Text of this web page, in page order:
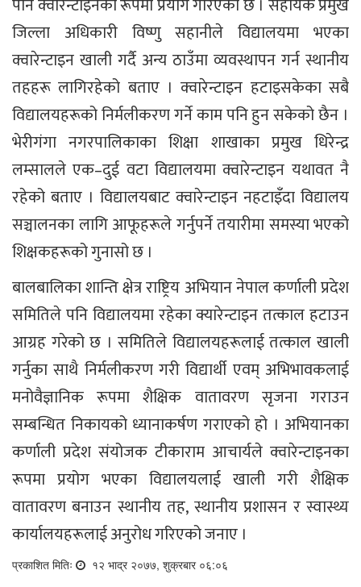
जिल्ला अधिकारी विष्णु सहानीले विद्यालयमा भएका
क्वारेन्टाइन खाली गर्दै अन्य ठाउँमा व्यवस्थापन गर्न स्थानीय
तहहरू लागिरहेको बताए । क्वारेन्टाइन हटाइसकेका सबै
विद्यालयहरूको निर्मलीकरण गर्ने काम पनि हुन सकेको छैन ।
भेरीगंगा नगरपालिकाका शिक्षा शाखाका प्रमुख धिरेन्द्र
लम्सालले एक–दुई वटा विद्यालयमा क्वारेन्टाइन यथावत नै
रहेको बताए । विद्यालयबाट क्वारेन्टाइन नहटाइँदा विद्यालय
सञ्चालनका लागि आफूहरूले गर्नुपर्ने तयारीमा समस्या भएको
शिक्षकहरूको गुनासो छ ।
बालबालिका शान्ति क्षेत्र राष्ट्रिय अभियान नेपाल कर्णाली प्रदेश
समितिले पनि विद्यालयमा रहेका क्यारेन्टाइन तत्काल हटाउन
आग्रह गरेको छ । समितिले विद्यालयहरूलाई तत्काल खाली
गर्नुका साथै निर्मलीकरण गरी विद्यार्थी एवम् अभिभावकलाई
मनोवैज्ञानिक रूपमा शैक्षिक वातावरण सृजना गराउन
सम्बन्धित निकायको ध्यानाकर्षण गराएको हो । अभियानका
कर्णाली प्रदेश संयोजक टीकाराम आचार्यले क्वारेन्टाइनका
रूपमा प्रयोग भएका विद्यालयलाई खाली गरी शैक्षिक
वातावरण बनाउन स्थानीय तह, स्थानीय प्रशासन र स्वास्थ्य
कार्यालयहरूलाई अनुरोध गरिएको जनाए ।
प्रकाशित मितिः १२ भाद्र २०७७, शुक्रबार ०६:०६